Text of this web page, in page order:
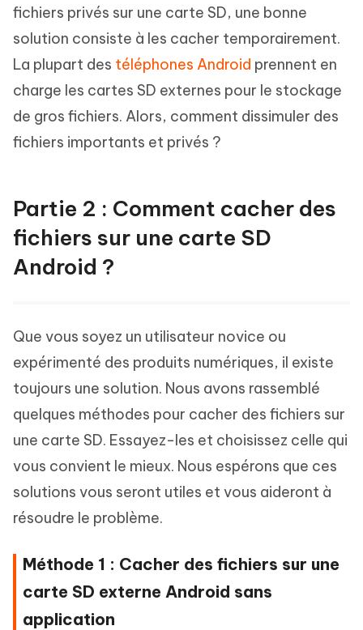
fichiers privés sur une carte SD, une bonne
solution consiste à les cacher temporairement.
La plupart des téléphones Android prennent en
charge les cartes SD externes pour le stockage
de gros fichiers. Alors, comment dissimuler des
fichiers importants et privés ?
Partie 2 : Comment cacher des
fichiers sur une carte SD
Android ?
Que vous soyez un utilisateur novice ou
expérimenté des produits numériques, il existe
toujours une solution. Nous avons rassemblé
quelques méthodes pour cacher des fichiers sur
une carte SD. Essayez-les et choisissez celle qui
vous convient le mieux. Nous espérons que ces
solutions vous seront utiles et vous aideront à
résoudre le problème.
Méthode 1 : Cacher des fichiers sur une
carte SD externe Android sans
application